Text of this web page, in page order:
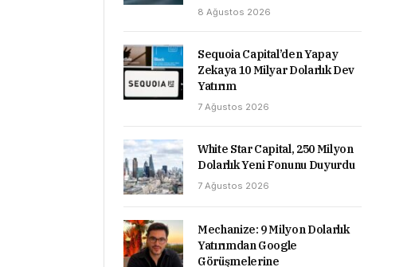
8 Ağustos 2026
Sequoia Capital’den Yapay
Zekaya 10 Milyar Dolarlık Dev
Yatırım
7 Ağustos 2026
White Star Capital, 250 Milyon
Dolarlık Yeni Fonunu Duyurdu
7 Ağustos 2026
Mechanize: 9 Milyon Dolarlık
Yatırımdan Google
Görüşmelerine